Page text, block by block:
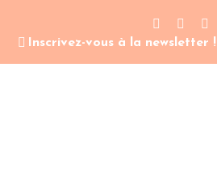
Inscrivez-vous à la newsletter !